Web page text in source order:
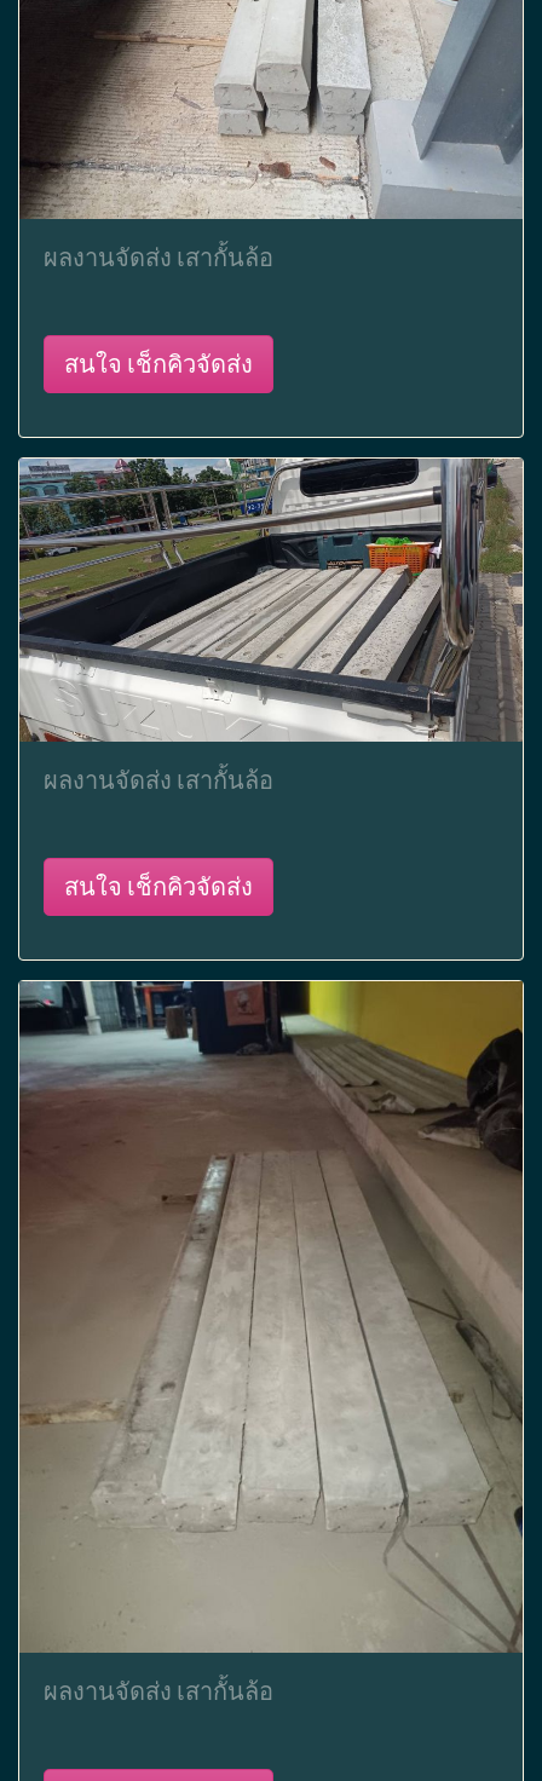
ผลงานจัดส่ง เสากั้นล้อ
สนใจ เช็กคิวจัดส่ง
ผลงานจัดส่ง เสากั้นล้อ
สนใจ เช็กคิวจัดส่ง
ผลงานจัดส่ง เสากั้นล้อ